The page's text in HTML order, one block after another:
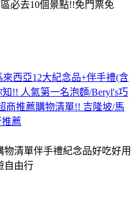
來西亞12大紀念品+伴手禮(含
!! 人氣第一名泡麵/Beryl's巧
商推薦購物清單!! 吉隆坡/馬
薦